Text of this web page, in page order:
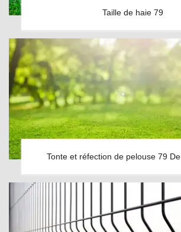
Taille de haie 79
Tonte et réfection de pelouse 79